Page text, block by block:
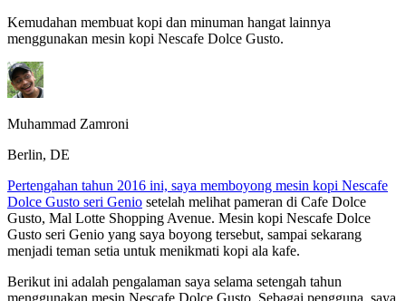
Kemudahan membuat kopi dan minuman hangat lainnya
menggunakan mesin kopi Nescafe Dolce Gusto.
Muhammad Zamroni
Berlin, DE
Pertengahan tahun 2016 ini, saya memboyong mesin kopi Nescafe
Dolce Gusto seri Genio setelah melihat pameran di Cafe Dolce
Gusto, Mal Lotte Shopping Avenue. Mesin kopi Nescafe Dolce
Gusto seri Genio yang saya boyong tersebut, sampai sekarang
menjadi teman setia untuk menikmati kopi ala kafe.
Berikut ini adalah pengalaman saya selama setengah tahun
menggunakan mesin Nescafe Dolce Gusto. Sebagai pengguna, saya